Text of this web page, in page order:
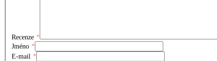
Recenze *
Jméno *
E-mail *